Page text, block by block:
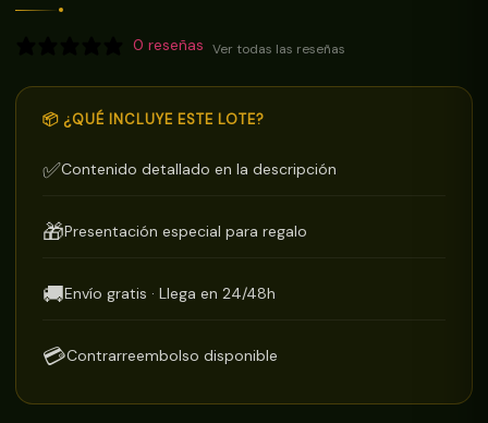
0 reseñas Ver todas las reseñas
📦 ¿QUÉ INCLUYE ESTE LOTE?
✅Contenido detallado en la descripción
🎁Presentación especial para regalo
🚚Envío gratis · Llega en 24/48h
💳Contrarreembolso disponible